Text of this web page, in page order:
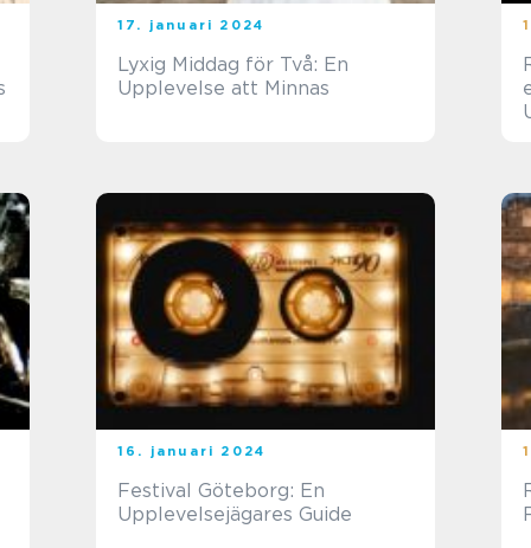
17. januari 2024
Lyxig Middag för Två: En
Upplevelse att Minnas
16. januari 2024
Festival Göteborg: En
Upplevelsejägares Guide